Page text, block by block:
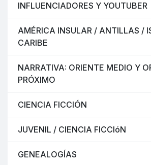
INFLUENCIADORES Y YOUTUBER
AMÉRICA INSULAR / ANTILLAS /
CARIBE
NARRATIVA: ORIENTE MEDIO Y
PRÓXIMO
CIENCIA FICCIÓN
JUVENIL / CIENCIA FICCIóN
GENEALOGÍAS